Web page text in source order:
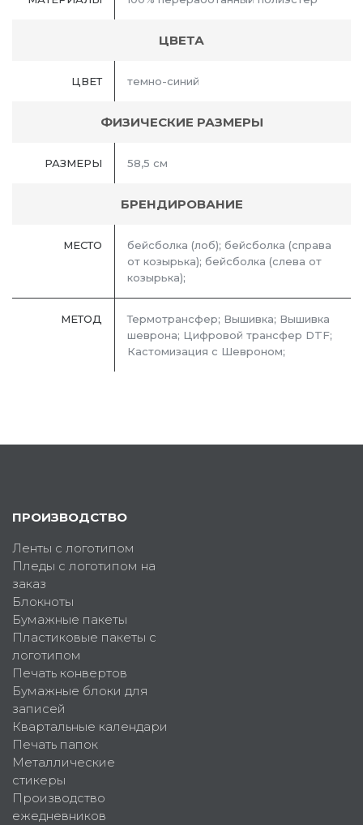
ЦВЕТА
ЦВЕТ темно-синий
ФИЗИЧЕСКИЕ РАЗМЕРЫ
РАЗМЕРЫ 58,5 см
БРЕНДИРОВАНИЕ
МЕСТО
бейсболка (лоб); бейсболка (справа
от козырька); бейсболка (слева от
козырька);
МЕТОД
Термотрансфер; Вышивка; Вышивка
шеврона; Цифровой трансфер DTF;
Кастомизация с Шевроном;
ПРОИЗВОДСТВО
Ленты с логотипом
Пледы с логотипом на
заказ
Блокноты
Бумажные пакеты
Пластиковые пакеты с
логотипом
Печать конвертов
Бумажные блоки для
записей
Квартальные календари
Печать папок
Металлические
стикеры
Производство
ежедневников